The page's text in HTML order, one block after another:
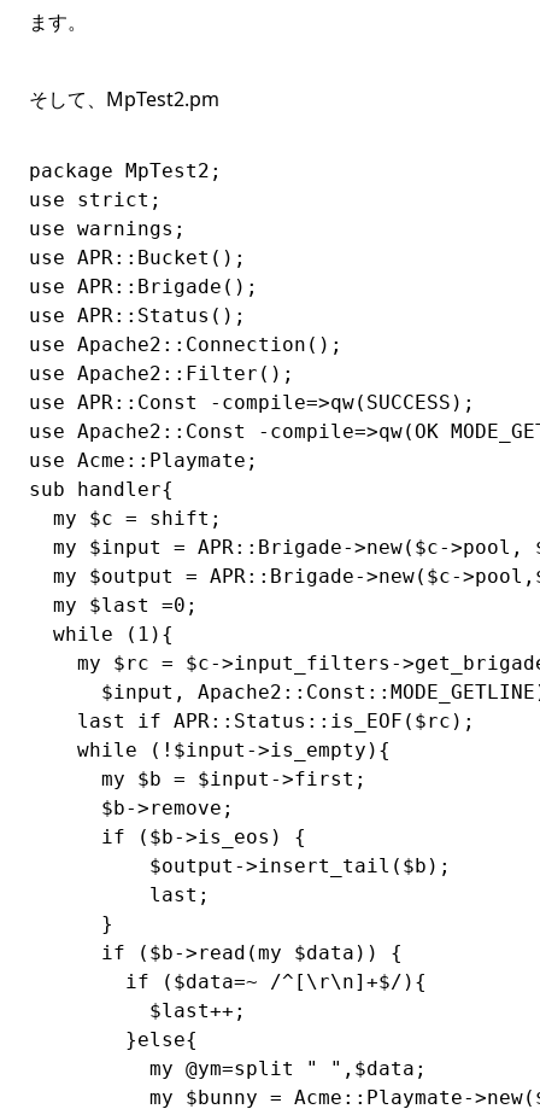
ます。
そして、MpTest2.pm
package MpTest2;
use strict;
use warnings;
use APR::Bucket();
use APR::Brigade();
use APR::Status();
use Apache2::Connection();
use Apache2::Filter();
use APR::Const -compile=>qw(SUCCESS);
use Apache2::Const -compile=>qw(OK
use Acme::Playmate;
sub handler{
  my $c = shift;
my $input = APR::Brigade->new($c->pool,
my $output = APR::Brigade->new($c-
  my $last =0;
  while (1){
my $rc = $c->input_filters-
$input,
    last if APR::Status::is_EOF($rc);
    while (!$input->is_empty){
      my $b = $input->first;
      $b->remove;
      if ($b->is_eos) {
          $output->insert_tail($b);
          last;
      }
      if ($b->read(my $data)) {
        if ($data=~ /^[\r\n]+$/){
          $last++;
        }else{
          my @ym=split " ",$data;
my $bunny = Acme::Playmate-